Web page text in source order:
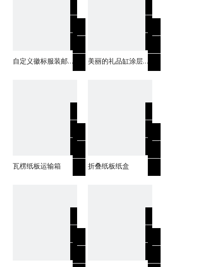
自定义徽标服装邮件
美丽的礼品缸涂层纸
瓦楞纸板运输箱 折叠纸板纸盒